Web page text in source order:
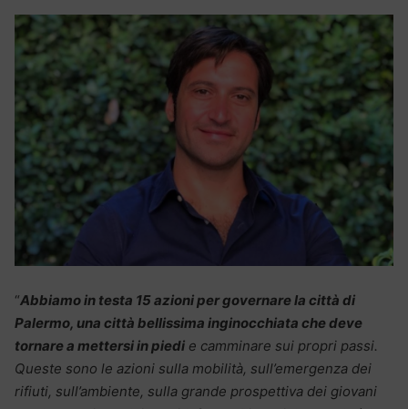
“Abbiamo in testa 15 azioni per governare la città di
Palermo, una città bellissima inginocchiata che deve
tornare a mettersi in piedi e camminare sui propri passi.
Queste sono le azioni sulla mobilità, sull’emergenza dei
rifiuti, sull’ambiente, sulla grande prospettiva dei giovani